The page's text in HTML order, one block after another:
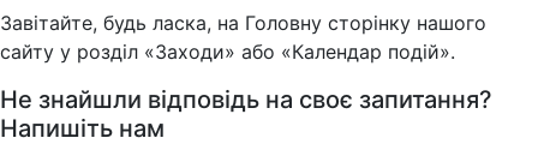
Завітайте, будь ласка, на Головну сторінку нашого
сайту у розділ «Заходи» або «Календар подій».
Не знайшли відповідь на своє запитання?
Напишіть нам